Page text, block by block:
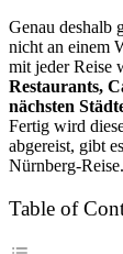
Genau deshalb
nicht an einem
mit jeder Reise
Restaurants,
nächsten
Fertig wird
abgereist, gibt
Nürnberg-Reise.
Table of